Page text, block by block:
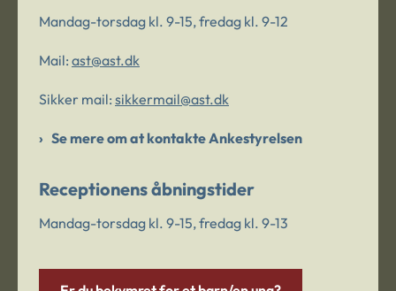
Mandag-torsdag kl. 9-15, fredag kl. 9-12
Mail: ast@ast.dk
Sikker mail: sikkermail@ast.dk
Se mere om at kontakte Ankestyrelsen
Receptionens åbningstider
Mandag-torsdag kl. 9-15, fredag kl. 9-13